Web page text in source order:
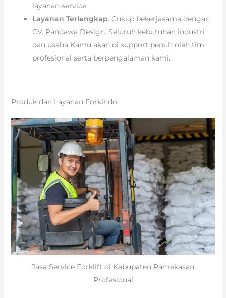
layanan service.
Layanan Terlengkap. Cukup bekerjasama dengan
CV. Pandawa Design. Seluruh kebutuhan industri
dan usaha Kamu akan di support penuh oleh tim
profesional serta berpengalaman kami.
Produk dan Layanan Forkindo
Jasa Service Forklift di Kabupaten Pamekasan
Profesional